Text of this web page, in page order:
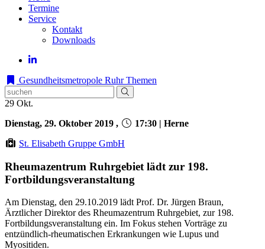
Termine
Service
Kontakt
Downloads
Gesundheitsmetropole Ruhr Themen
29 Okt.
Dienstag, 29. Oktober 2019 ,
17:30 | Herne
St. Elisabeth Gruppe GmbH
Rheumazentrum Ruhrgebiet lädt zur 198.
Fortbildungsveranstaltung
Am Dienstag, den 29.10.2019 lädt Prof. Dr. Jürgen Braun,
Ärztlicher Direktor des Rheumazentrum Ruhrgebiet, zur 198.
Fortbildungsveranstaltung ein. Im Fokus stehen Vorträge zu
entzündlich-rheumatischen Erkrankungen wie Lupus und
Myositiden.